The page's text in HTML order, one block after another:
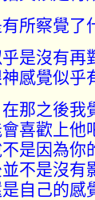
所察覺了
是沒有再
感覺似乎
在那之後
喜歡上他
是因為你
不是沒有
自己的感